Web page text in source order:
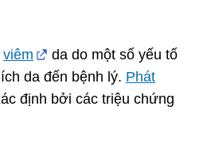
viêm
da do một số yếu tố
da đến bệnh lý. Phát
định bởi các triệu chứng